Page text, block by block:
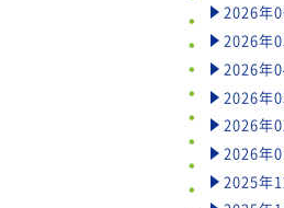
2026年
2026年
2026年
2026年
2026年
2026年
2025年